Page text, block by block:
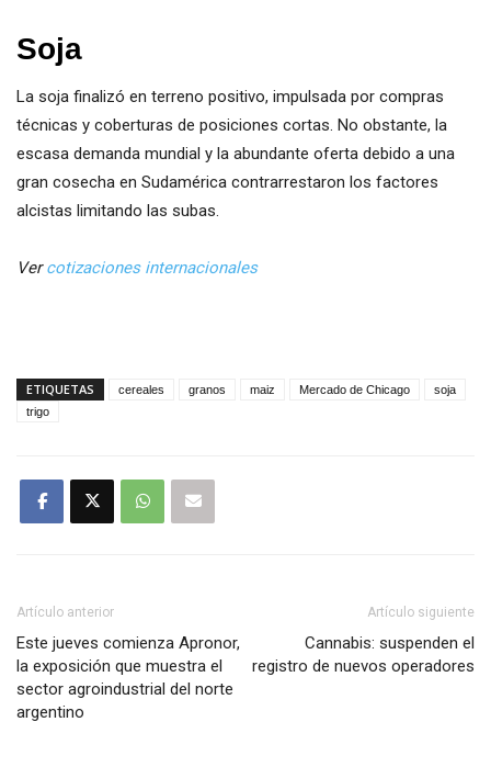
Soja
La soja finalizó en terreno positivo, impulsada por compras
técnicas y coberturas de posiciones cortas. No obstante, la
escasa demanda mundial y la abundante oferta debido a una
gran cosecha en Sudamérica contrarrestaron los factores
alcistas limitando las subas.
Vercotizaciones internacionales
ETIQUETAS cereales granos maiz Mercado de Chicago
soja
trigo
Artículo anterior
Este jueves comienza Apronor,
la exposición que muestra el
sector agroindustrial del norte
argentino
Artículo siguiente
Cannabis: suspenden el
registro de nuevos operadores